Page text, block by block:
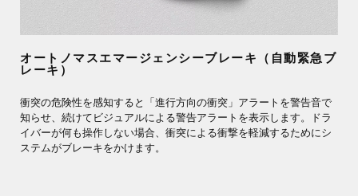
オートノマスエマージェンシーブレーキ（自動緊急ブ
レーキ）
衝突の危険性を感知すると「進行方向の衝突」アラートを警告音で
知らせ、続けてビジュアルによる警告アラートを表示します。ドラ
イバーが何も操作しない場合、衝突による衝撃を軽減するためにシ
ステムがブレーキをかけます。